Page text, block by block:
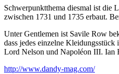
Schwerpunktthema diesmal ist die
zwischen 1731 und 1735 erbaut.
Unter Gentlemen ist Savile Row
dass jedes einzelne
Lord Nelson und Napoléon III. Ian
http://www.dandy-mag.com/